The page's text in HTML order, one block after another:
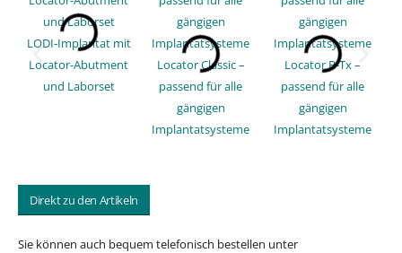
LODI-Implantat mit
Locator-Abutment
und Laborset
Locator Classic –
passend für alle
gängigen
Implantatsysteme
Locator R-Tx –
passend für alle
gängigen
Implantatsysteme
Direkt zu den Artikeln
Sie können auch bequem telefonisch bestellen unter